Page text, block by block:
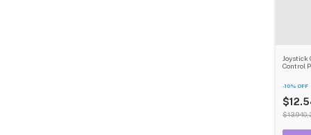
Joystick
Control
-10% OFF